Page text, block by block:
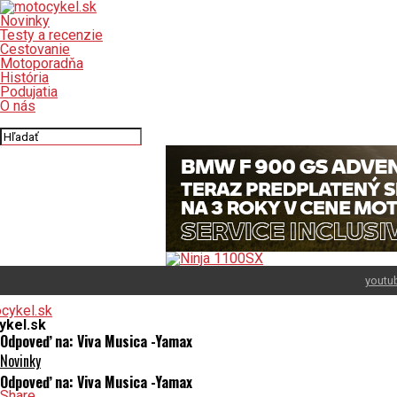
Novinky
Testy a recenzie
Cestovanie
Motoporadňa
História
Podujatia
O nás
Odpoveď na: Viva Musica -Yamax
Novinky
Odpoveď na: Viva Musica -Yamax